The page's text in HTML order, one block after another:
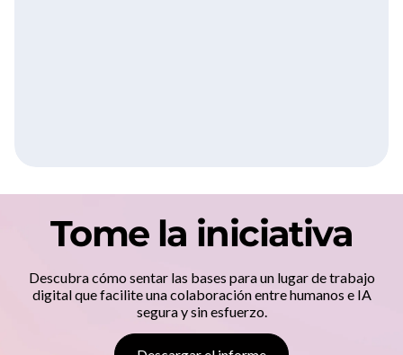
Tome la iniciativa
Descubra cómo sentar las bases para un lugar de trabajo
digital que facilite una colaboración entre humanos e IA
segura y sin esfuerzo.